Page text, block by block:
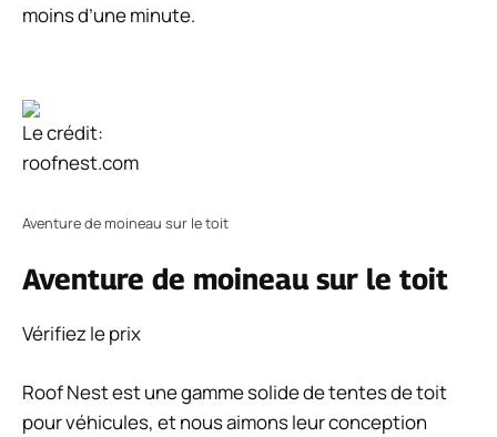
moins d’une minute.
Le crédit:
roofnest.com
Aventure de moineau sur le toit
Aventure de moineau sur le toit
Vérifiez le prix
Roof Nest est une gamme solide de tentes de toit
pour véhicules, et nous aimons leur conception